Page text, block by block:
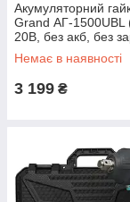
Акумуляторний
Grand АГ-1500UBL
20В, без акб, без
ЧЕХІЯ)
Немає в наявності
3 199 ₴